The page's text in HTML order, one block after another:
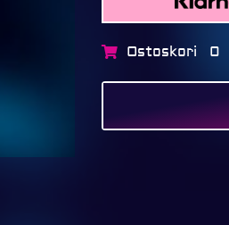
Ostoskori 0